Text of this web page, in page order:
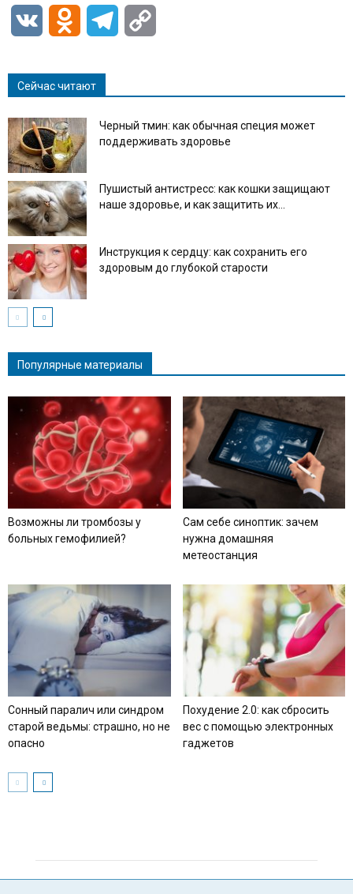
VK Odnoklassniki
Telegram
Сейчас читают
Черный тмин: как обычная специя может
поддерживать здоровье
Пушистый антистресс: как кошки защищают
наше здоровье, и как защитить их...
Инструкция к сердцу: как сохранить его
здоровым до глубокой старости
Популярные материалы
Возможны ли тромбозы у
больных гемофилией?
Сам себе синоптик: зачем
нужна домашняя
метеостанция
Сонный паралич или синдром
старой ведьмы: страшно, но не
опасно
Похудение 2.0: как сбросить
вес с помощью электронных
гаджетов